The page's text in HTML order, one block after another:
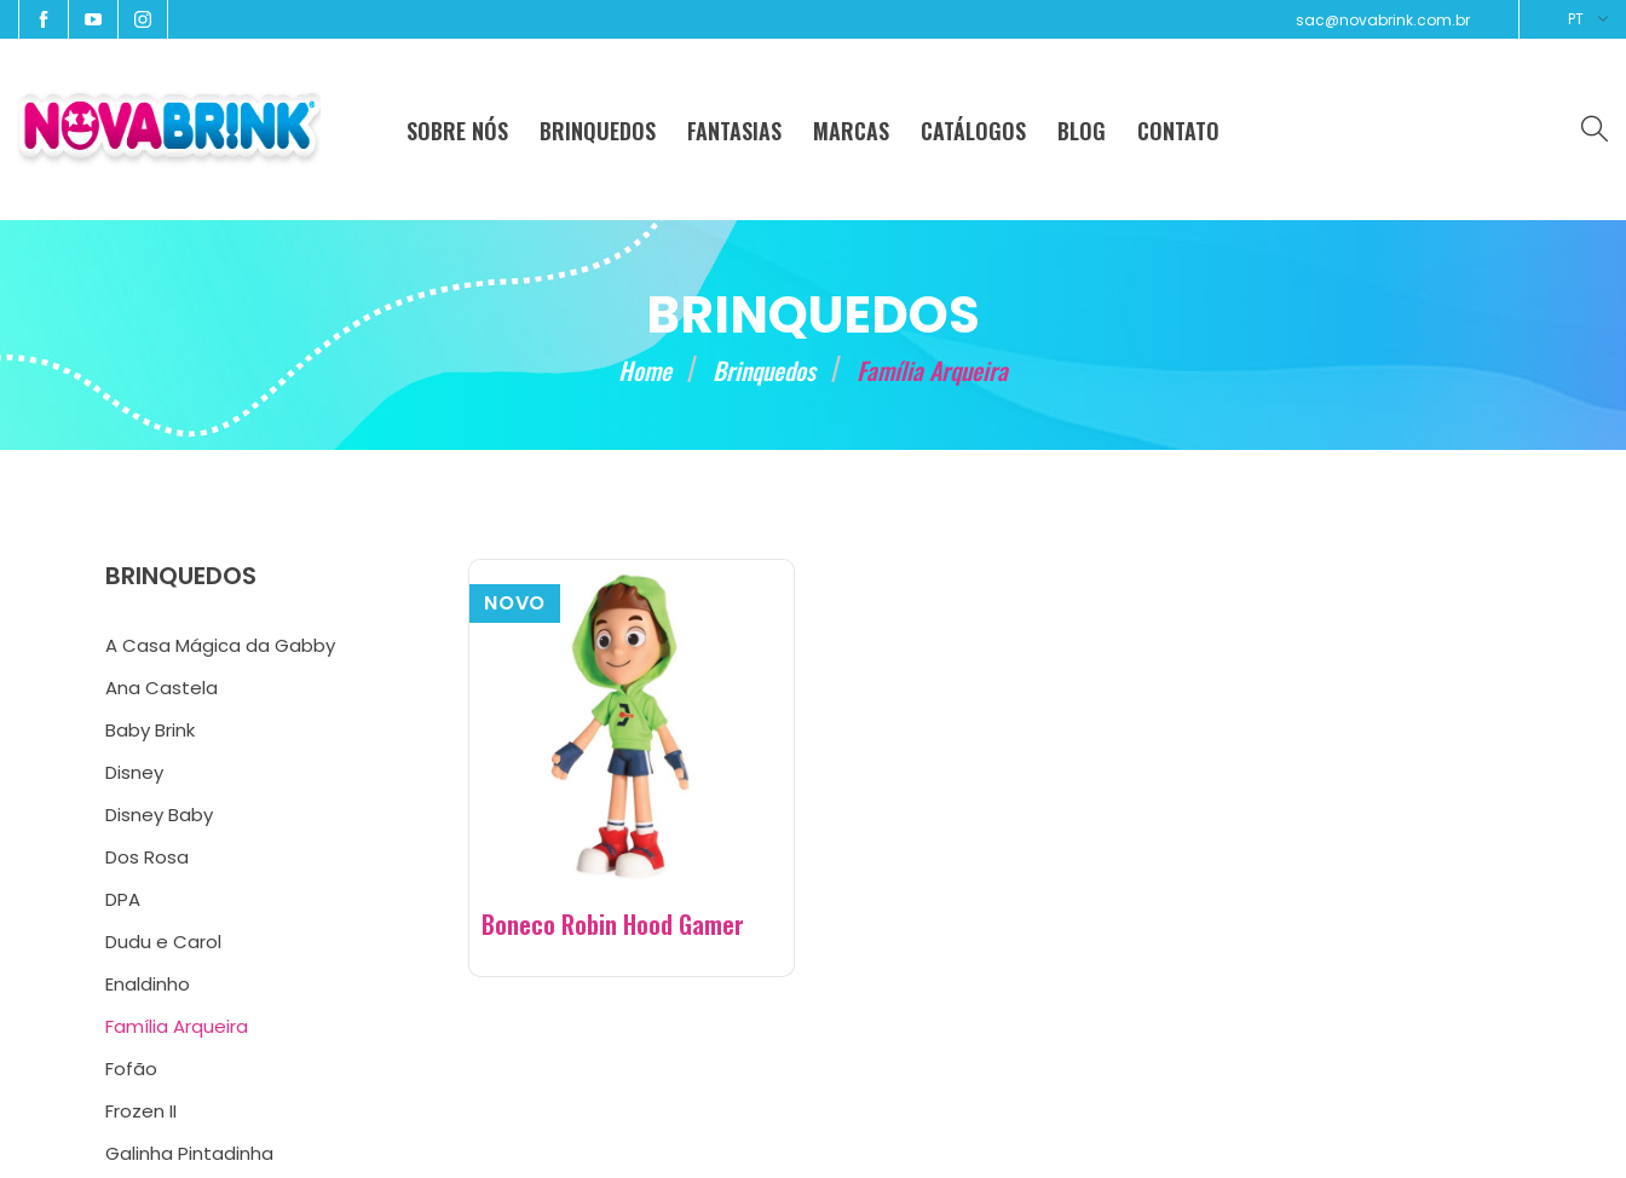
sac@novabrink.com.br PT
SOBRE NÓS BRINQUEDOS FANTASIAS MARCAS CATÁLOGOS BLOG CONTATO
BRINQUEDOS
Home Brinquedos Família Arqueira
BRINQUEDOS
A Casa Mágica da Gabby
Ana Castela
Baby Brink
Disney
Disney Baby
Dos Rosa
DPA
Dudu e Carol
Enaldinho
Família Arqueira
Fofão
Frozen II
Galinha Pintadinha
NOVO
Boneco Robin Hood Gamer